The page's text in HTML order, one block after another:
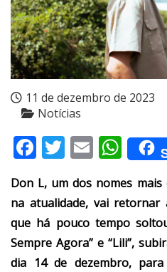
11 de dezembro de 2023
Notícias
Facebook
Twitter
Email
Don L, um dos nomes
na atualidade, vai
que há pouco tempo
Sempre Agora” e “Lili”,
dia 14 de dezembro,